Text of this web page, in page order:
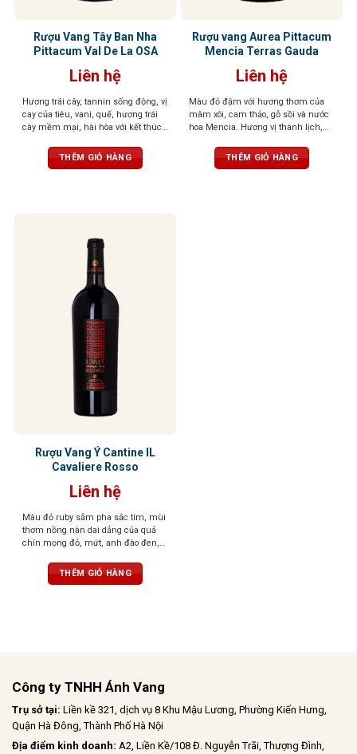
Rượu Vang Tây Ban Nha
Pittacum Val De La OSA
Liên hệ
Hương trái cây, tannin sống động, vị
cay của tiêu, vani, quế, hương trái
cây mềm mại, hài hòa với kết thúc
THÊM GIỎ HÀNG
Rượu vang Aurea Pittacum
Mencia Terras Gauda
Liên hệ
Màu đỏ đậm với hương thơm của
mâm xôi, cam thảo, gỗ sồi và nước
hoa Mencia. Hương vị thanh lịch,
bằng và tươi mát, dư vị bền bỉ
THÊM GIỎ HÀNG
Rượu Vang Ý Cantine IL
Cavaliere Rosso
Liên hệ
Màu đỏ ruby sẫm pha sắc tím, mùi
thơm nồng nàn dai dẳng của quả
chín mọng đỏ, mứt, anh đào đen,
cacao. Hương vị ngọt ngào, ấm áp
mà mềm mại. kết thúc được bao
THÊM GIỎ HÀNG
Công ty TNHH Ánh Vang
Trụ sở tại: Liền kề 321, dịch vụ 8 Khu Mậu Lương, Phường Kiến Hưng,
Quận Hà Đông, Thành Phố Hà Nội
Địa điểm kinh doanh: A2, Liền Kề/108 Đ. Nguyễn Trãi, Thượng Đình,